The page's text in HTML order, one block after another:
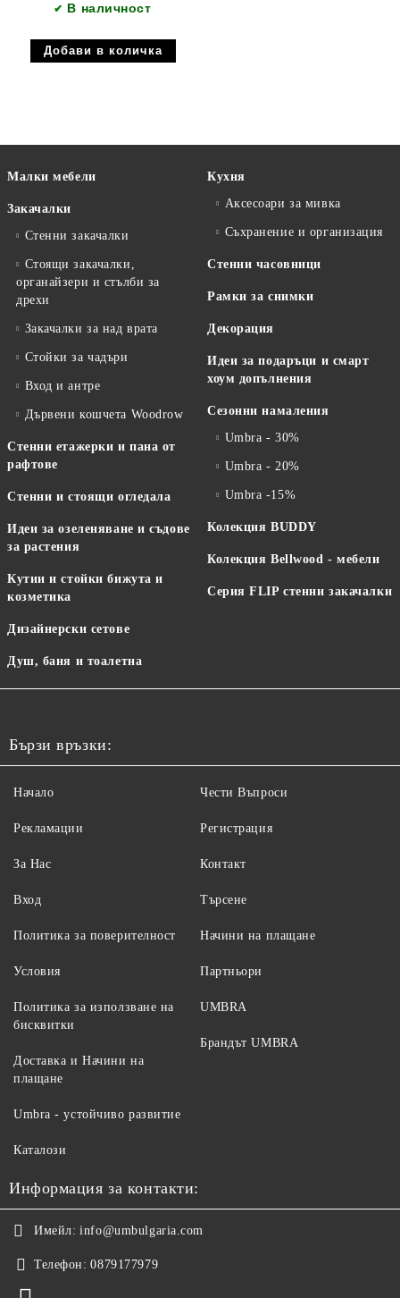
✔ В наличност
Малки мебели
Закачалки
Стенни закачалки
Стоящи закачалки,
органайзери и стълби за
дрехи
Закачалки за над врата
Стойки за чадъри
Вход и антре
Дървени кошчета Woodrow
Стенни етажерки и пана от
рафтове
Стенни и стоящи огледала
Идеи за озеленяване и съдове
за растения
Кутии и стойки бижута и
козметика
Дизайнерски сетове
Душ, баня и тоалетна
Кухня
Аксесоари за мивка
Съхранение и организация
Стенни часовници
Рамки за снимки
Декорация
Идеи за подаръци и смарт
хоум допълнения
Сезонни намаления
Umbra - 30%
Umbra - 20%
Umbra -15%
Колекция BUDDY
Колекция Bellwood - мебели
Серия FLIP стенни закачалки
Бързи връзки:
Начало
Рекламации
За Нас
Вход
Чести Въпроси
Регистрация
Контакт
Търсене
Политика за поверителност
Условия
Политика за използване на
бисквитки
Доставка и Начини на
плащане
Начини на плащане
Партньори
UMBRA
Брандът UMBRA
Umbra - устойчиво развитие
Каталози
Информация за контакти:
Имейл: info@umbulgaria.com
Телефон: 0879177979